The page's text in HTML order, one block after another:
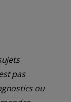
pas
ou